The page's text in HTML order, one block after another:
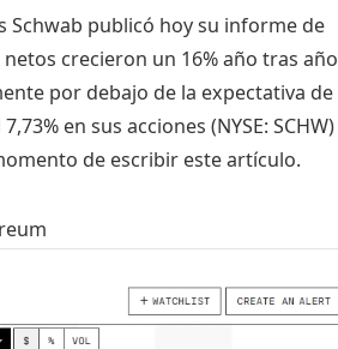
publicó hoy su informe de
crecieron un 16% año tras año
por debajo de la expectativa de
en sus acciones (NYSE: SCHW)
de escribir este artículo.